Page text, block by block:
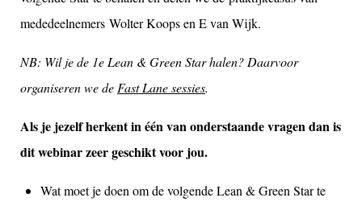
mededeelnemers Wolter Koops en E van Wijk.
NB: Wil je de 1e Lean & Green Star halen? Daarvoor
organiseren we de Fast Lane sessies.
Als je jezelf herkent in één van onderstaande vragen dan is
dit webinar zeer geschikt voor jou.
Wat moet je doen om de volgende Lean & Green Star te